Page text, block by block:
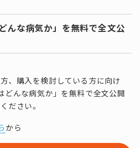
んな病気か」を無料で全文公
、購入を検討している方に向け
どんな病気か」を無料で全文公開
ださい。
から